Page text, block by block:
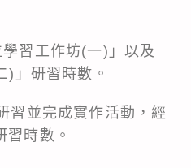
習工作坊(一)」以及
)」研習時數。
習並完成實作活動，經
習時數。